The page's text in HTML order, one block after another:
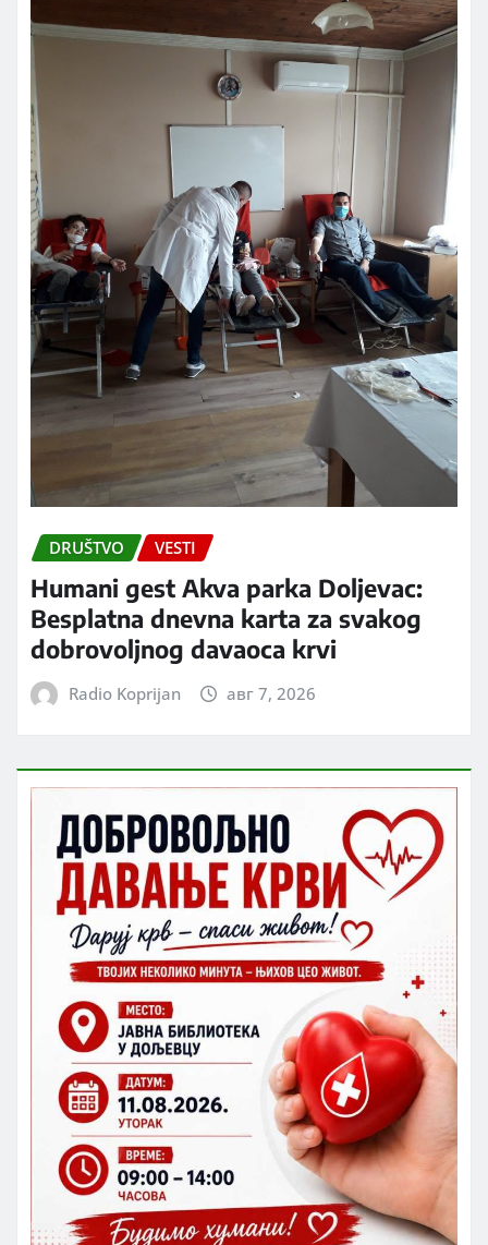
DRUŠTVO VESTI
Humani gest Akva parka Doljevac:
Besplatna dnevna karta za svakog
dobrovoljnog davaoca krvi
Radio Koprijan авг 7, 2026